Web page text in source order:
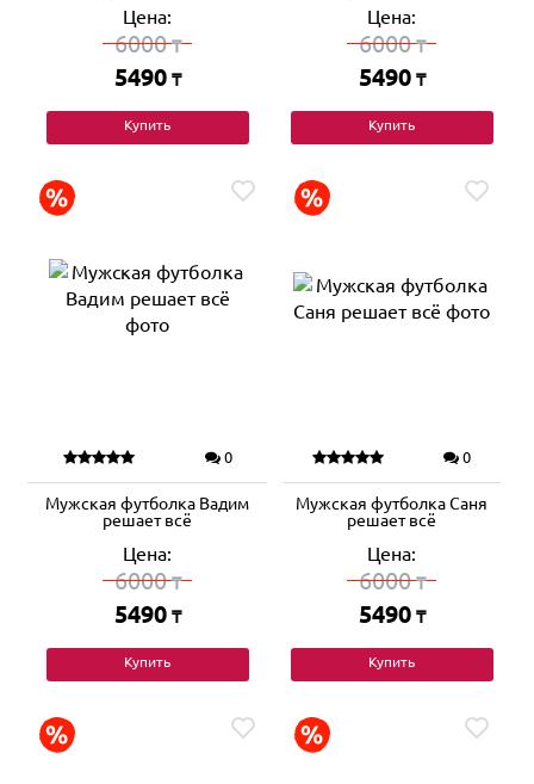
Цена:
6000₸
5490 ₸
Купить
Цена:
6000₸
5490 ₸
Купить
0
Мужская футболка Вадим
решает всё
Цена:
6000₸
5490 ₸
Купить
0
Мужская футболка Саня
решает всё
Цена:
6000₸
5490 ₸
Купить